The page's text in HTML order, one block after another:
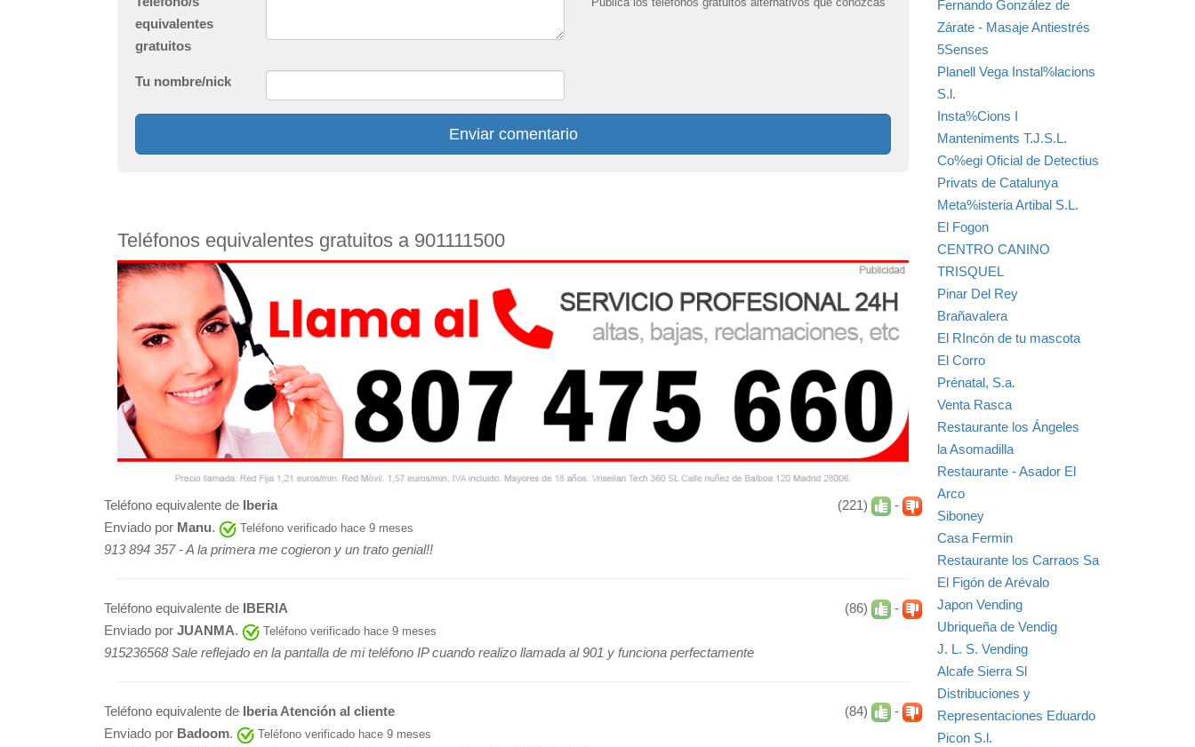
equivalentes
gratuitos
Tu nombre/nick
Enviar comentario
Teléfonos equivalentes gratuitos a 901111500
(221) -
Teléfono equivalente de Iberia
Enviado por Manu. Teléfono verificado hace 9 meses
913 894 357 - A la primera me cogieron y un trato genial!!
(86) -
Teléfono equivalente de IBERIA
Enviado por JUANMA. Teléfono verificado hace 9 meses
915236568 Sale reflejado en la pantalla de mi teléfono IP cuando realizo llamada al 901 y funciona perfectamente
(84) -
Teléfono equivalente de Iberia Atención al cliente
Enviado por Badoom. Teléfono verificado hace 9 meses
Fernando González de
Zárate - Masaje Antiestrés
5Senses
Planell Vega Instal%lacions
S.l.
Insta%Cions I
Manteniments T.J.S.L.
Co%egi Oficial de Detectius
Privats de Catalunya
Meta%isteria Artibal S.L.
El Fogon
CENTRO CANINO
TRISQUEL
Pinar Del Rey
Brañavalera
El RIncón de tu mascota
El Corro
Prénatal, S.a.
Venta Rasca
Restaurante los Ángeles
la Asomadilla
Restaurante - Asador El
Arco
Siboney
Casa Fermin
Restaurante los Carraos Sa
El Figón de Arévalo
Japon Vending
Ubriqueña de Vendig
J. L. S. Vending
Alcafe Sierra Sl
Distribuciones y
Representaciones Eduardo
Picon S.l.